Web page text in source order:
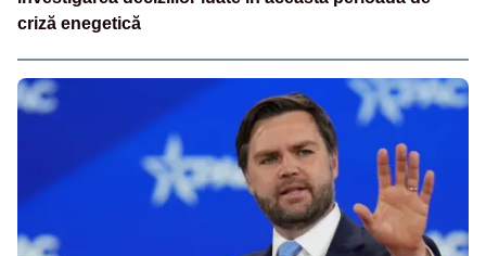
criză enegetică